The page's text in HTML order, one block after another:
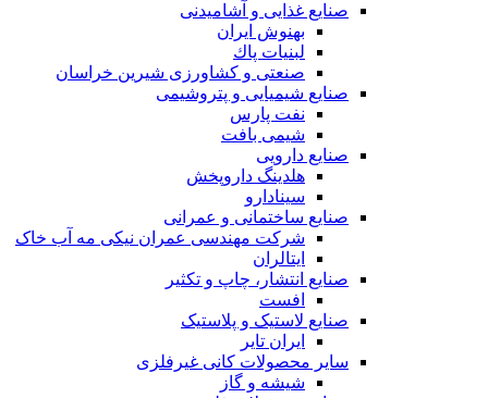
صنایع غذايی و آشاميدنی
بهنوش ایران
لبنيات پاك
صنعتی و کشاورزی شیرین خراسان
صنایع شیمیایی و پتروشیمی
نفت پارس
شیمی بافت
صنایع دارویی
هلدینگ داروپخش
سینادارو
صنایع ساختمانی و عمرانی
شرکت مهندسی عمران نیکی مه آب خاک
ایتالران
صنایع انتشار، چاپ و تکثير
افست
صنایع لاستیک و پلاستیک
ایران تایر
ساير محصولات كانی غيرفلزی
شیشه و گاز